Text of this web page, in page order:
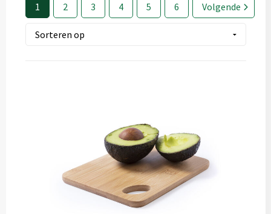
1 2 3 4 5 6 Volgende